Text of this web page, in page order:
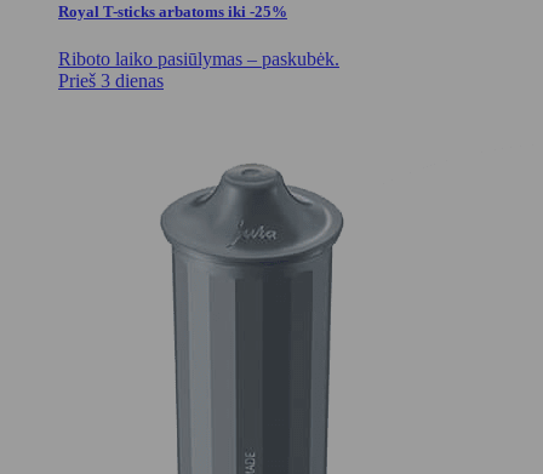
Royal T-sticks arbatoms iki -25%
Riboto laiko pasiūlymas – paskubėk.
Prieš 3 dienas